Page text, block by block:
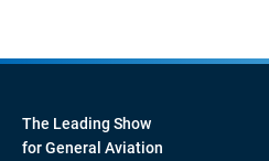
The Leading Show
for General Aviation